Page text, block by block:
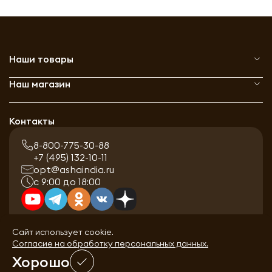
Наши товары
Наш магазин
Контакты
8-800-775-30-88
+7 (495) 132-10-11
opt@ashaindia.ru
с 9:00 до 18:00
Сайт использует cookie.
Согласие на обработку персональных данных.
Хорошо